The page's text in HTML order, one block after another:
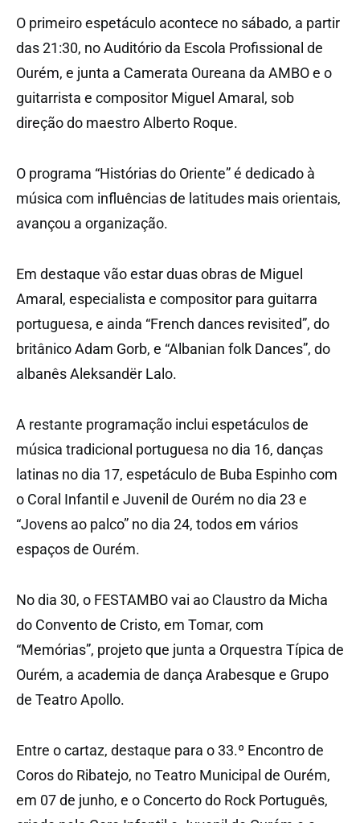
O primeiro espetáculo acontece no sábado, a partir
das 21:30, no Auditório da Escola Profissional de
Ourém, e junta a Camerata Oureana da AMBO e o
guitarrista e compositor Miguel Amaral, sob
direção do maestro Alberto Roque.
O programa “Histórias do Oriente” é dedicado à
música com influências de latitudes mais orientais,
avançou a organização.
Em destaque vão estar duas obras de Miguel
Amaral, especialista e compositor para guitarra
portuguesa, e ainda “French dances revisited”, do
britânico Adam Gorb, e “Albanian folk Dances”, do
albanês Aleksandër Lalo.
A restante programação inclui espetáculos de
música tradicional portuguesa no dia 16, danças
latinas no dia 17, espetáculo de Buba Espinho com
o Coral Infantil e Juvenil de Ourém no dia 23 e
“Jovens ao palco” no dia 24, todos em vários
espaços de Ourém.
No dia 30, o FESTAMBO vai ao Claustro da Micha
do Convento de Cristo, em Tomar, com
“Memórias”, projeto que junta a Orquestra Típica de
Ourém, a academia de dança Arabesque e Grupo
de Teatro Apollo.
Entre o cartaz, destaque para o 33.º Encontro de
Coros do Ribatejo, no Teatro Municipal de Ourém,
em 07 de junho, e o Concerto do Rock Português,